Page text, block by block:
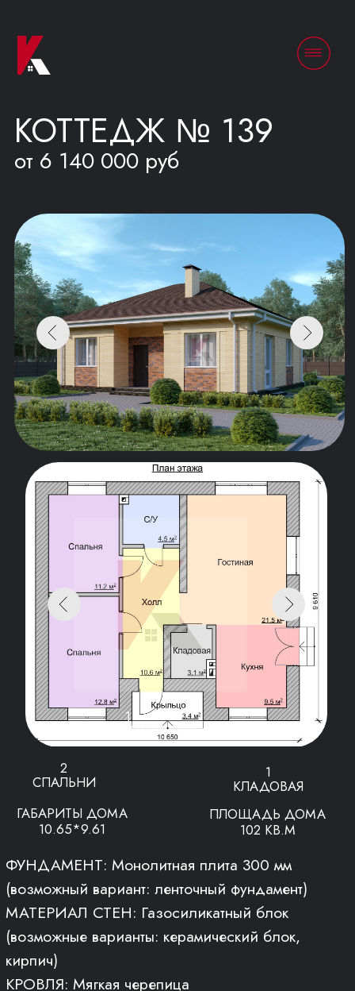
от 6 140 000 руб
2
СПАЛЬНИ КЛАДОВАЯ
ГАБАРИТЫ ДОМА
10.65*9.61
ПЛОЩАДЬ ДОМА
102 КВ.М
ФУНДАМЕНТ: Монолитная плита 300 мм
(возможный вариант: ленточный фундамент)
МАТЕРИАЛ СТЕН: Газосиликатный блок
(возможные варианты: керамический блок,
кирпич)
КРОВЛЯ: Мягкая черепица
Архитектор: Петренев Павел Евгеньевич
https://vk.com/petrenyov_arch
Оставьте свои контактные данные
ниже и получите подробную
презентацию проекта